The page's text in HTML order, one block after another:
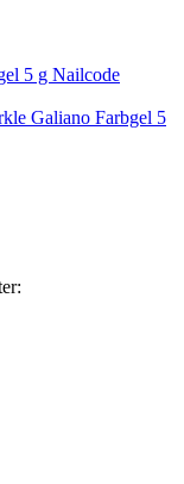
5 g Nailcode
Galiano Farbgel 5